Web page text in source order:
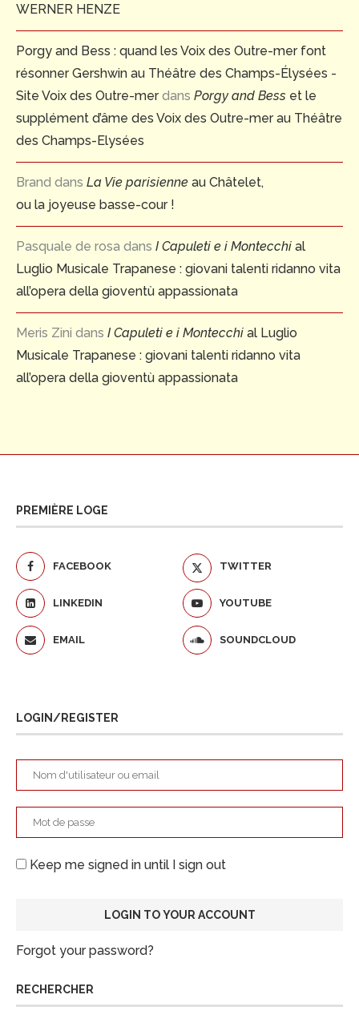
WERNER HENZE
Porgy and Bess : quand les Voix des Outre-mer font
résonner Gershwin au Théâtre des Champs-Élysées -
Site Voix des Outre-merdans Porgy and Bess et le
supplément d’âme des Voix des Outre-mer au Théâtre
des Champs-Elysées
Brand dans La Vie parisienne au Châtelet,
ou la joyeuse basse-cour !
Pasquale de rosa dans I Capuleti e i Montecchi al
Luglio Musicale Trapanese : giovani talenti ridanno vita
all’opera della gioventù appassionata
Meris Zini dans I Capuleti e i Montecchi al Luglio
Musicale Trapanese : giovani talenti ridanno vita
all’opera della gioventù appassionata
PREMIÈRE LOGE
FACEBOOK TWITTER
LINKEDIN YOUTUBE
EMAIL SOUNDCLOUD
LOGIN/REGISTER
Keep me signed in until I sign out
Forgot your password?
RECHERCHER